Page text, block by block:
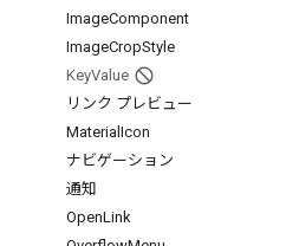
ImageComponent
ImageCropStyle
KeyValue
リンク プレビュー
Material Icon
ナビゲーション
通知
OpenLink